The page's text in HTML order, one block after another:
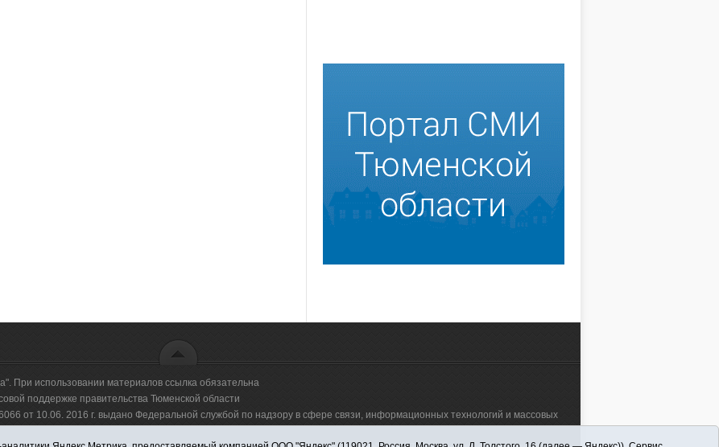
При использовании материалов ссылка обязательна
поддержке правительства Тюменской области
от 10.06. 2016 г. выдано Федеральной службой по надзору в сфере связи, информационных технологий и массовых